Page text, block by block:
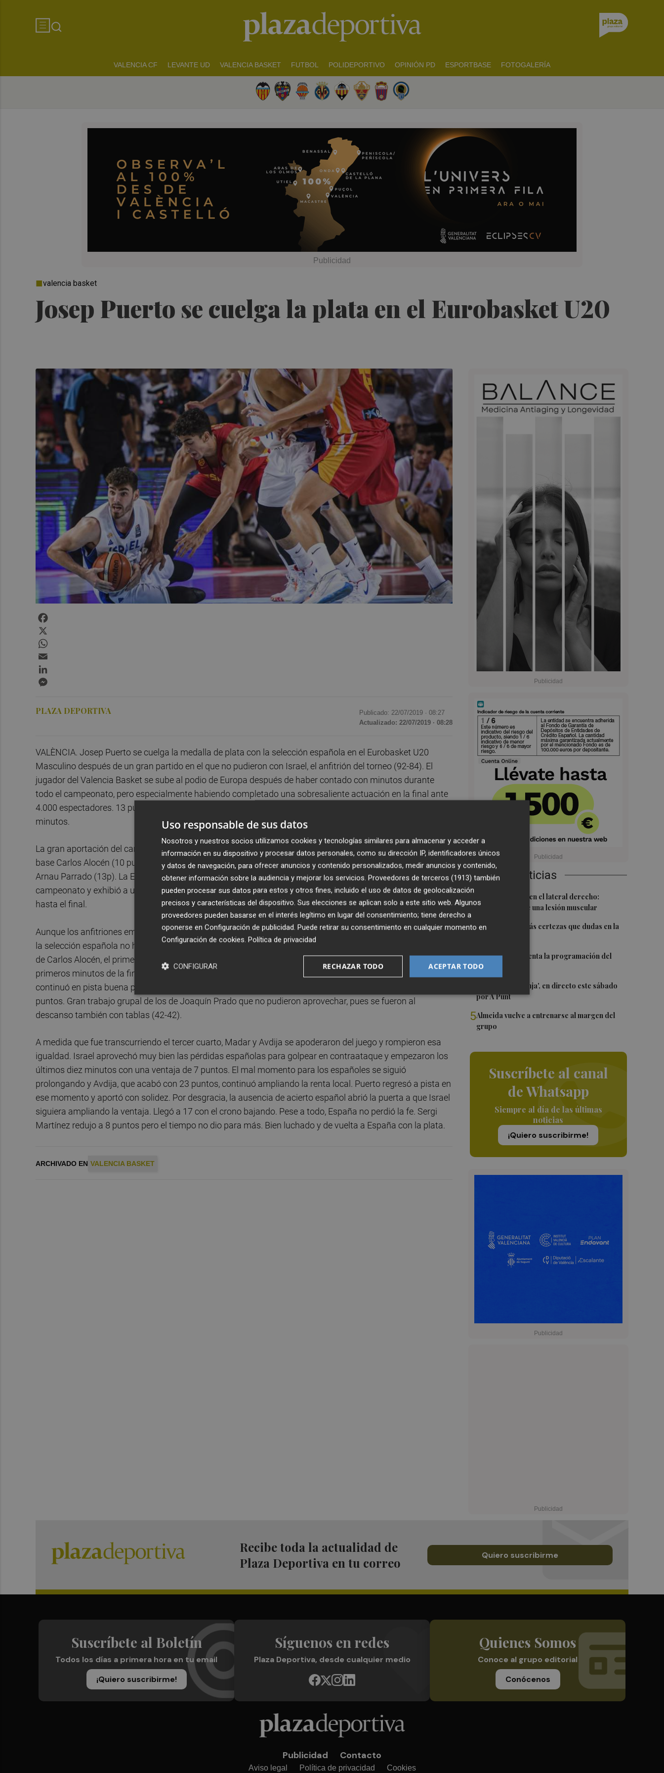
VALENCIA CF LEVANTE UD VALENCIA BASKET FUTBOL POLIDEPORTIVO OPINIÓN PD ESPORTBASE FOTOGALERÍA
Josep Puerto se cuelga la plata en el Eurobasket U20
valencia basket
Últimas Noticias
1 Más problemas en el lateral derecho:
Monferrer sufre una lesión muscular
2 Awa Fam deja más certezas que dudas en la
3El Valencia presenta la programación del
Trofeu Taronja
El 'Trofeu Taronja', en directo este sábado
por À Punt
5Almeida vuelve a entrenarse al margen del
grupo
Suscríbete al canal
de Whatsapp
Siempre al día de las últimas
noticias
¡Quiero suscribirme!
PLAZA DEPORTIVA Publicado: 22/07/2019 · 08:27
Actualizado: 22/07/2019 · 08:28
VALÈNCIA. Josep Puerto se cuelga la medalla de plata con la selección española en el Eurobasket U20
Masculino después de un gran partido en el que no pudieron con Israel, el anfitrión del torneo (92-84). El
jugador del Valencia Basket se sube al podio de Europa después de haber contado con minutos durante
todo el campeonato, pero especialmente habiendo completado una sobresaliente actuación en la final ante
4.000 espectadores. 13 puntos (con 75% de acierto en triples), 1 rebote, 1 asistencia y 12 de valoración en 22
minutos.
La gran aportación del canterano taronja no fue suficiente, como tampoco lo fueron las dobles figuras del
base Carlos Alocén (10 puntos y 11 asistencias con 7 rebotes) o los puntos de Miguel González (14p) y
Arnau Parrado (13p). La España de Joaquín Prado mostró un gran juego de equipo durante todo el
campeonato y exhibió a una buena generación de jugadores. Plata que sabe bien después de haber peleado
hasta el final.
Aunque los anfitriones empezaron avisando desde bien pronto con un parcial de 10-2 en el inicio de partido,
la selección española no había llegado invicta hasta ese momento por casualidad. Desde la gran dirección
de Carlos Alocén, el primer cuarto acabaría con máxima igualdad y con Josep Puerto disputando sus
primeros minutos de la final. Muy buenas sensaciones para el jugador taronja, sobre todo en defensa, que
continuó en pista buena parte del segundo periodo cuando con un triple puso la ventaja española en 5
puntos. Gran trabajo grupal de los de Joaquín Prado que no pudieron aprovechar, pues se fueron al
descanso también con tablas (42-42).
A medida que fue transcurriendo el tercer cuarto, Madar y Avdija se apoderaron del juego y rompieron esa
igualdad. Israel aprovechó muy bien las pérdidas españolas para golpear en contraataque y empezaron los
últimos diez minutos con una ventaja de 7 puntos. El mal momento para los españoles se siguió
prolongando y Avdija, que acabó con 23 puntos, continuó ampliando la renta local. Puerto regresó a pista en
ese momento y aportó con solidez. Por desgracia, la ausencia de acierto español abrió la puerta a que Israel
siguiera ampliando la ventaja. Llegó a 17 con el crono bajando. Pese a todo, España no perdió la fe. Sergi
Martínez redujo a 8 puntos pero el tiempo no dio para más. Bien luchado y de vuelta a España con la plata.
ARCHIVADO EN VALENCIA BASKET
Recibe toda la actualidad de
Plaza Deportiva en tu correo
Quiero suscribirme
Suscríbete al Boletín
Todos los días a primera hora en tu email
¡Quiero suscribirme!
Síguenos en redes
Plaza Deportiva, desde cualquier medio
Quienes Somos
Conoce al grupo editorial
Conócenos
Publicidad Contacto
Aviso legal Política de privacidad Cookies
Uso responsable de sus datos
Nosotros y nuestros socios utilizamos cookies y tecnologías similares para almacenar y acceder a
información en su dispositivo y procesar datos personales, como su dirección IP, identificadores únicos
y datos de navegación, para ofrecer anuncios y contenido personalizados, medir anuncios y contenido,
obtener información sobre la audiencia y mejorar los servicios. Proveedores de terceros (1913) también
pueden procesar sus datos para estos y otros fines, incluido el uso de datos de geolocalización
precisos y características del dispositivo. Sus elecciones se aplican solo a este sitio web. Algunos
proveedores pueden basarse en el interés legítimo en lugar del consentimiento; tiene derecho a
oponerse en Configuración de publicidad. Puede retirar su consentimiento en cualquier momento en
Configuración de cookies. Política de privacidad
ACEPTAR TODO
RECHAZAR TODO
CONFIGURAR